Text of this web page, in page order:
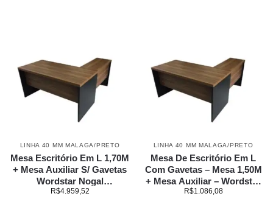
LINHA 40 MM MALAGA/PRETO
Mesa Escritório Em L 1,70M
+ Mesa Auxiliar S/ Gavetas
Wordstar Nogal
Málaga/Preto 40 MM
R$4.959,52
LINHA 40 MM MALAGA/PRETO
Mesa De Escritório Em L
Com Gavetas – Mesa 1,50M
+ Mesa Auxiliar – Wordstar
– Nogal Málaga/Preto 40 MM
R$1.086,08